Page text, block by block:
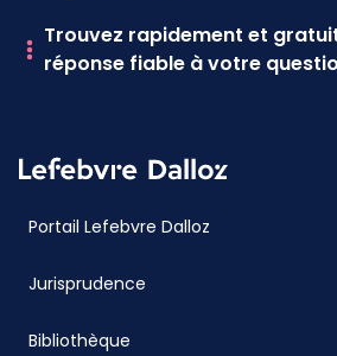
Trouvez rapidement et
réponse fiable à votre
Portail Lefebvre Dalloz
Jurisprudence
Bibliothèque